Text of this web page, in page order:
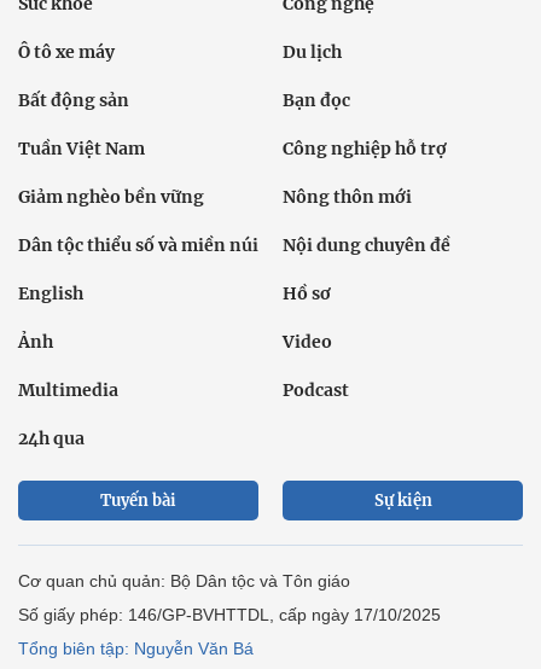
Ô tô xe máy Du lịch
Bất động sản Bạn đọc
Tuần Việt Nam Công nghiệp hỗ trợ
Giảm nghèo bền vững Nông thôn mới
Dân tộc thiểu số và miền núi Nội dung chuyên đề
English Hồ sơ
Ảnh Video
Multimedia Podcast
24h qua
Tuyến bài Sự kiện
Cơ quan chủ quản: Bộ Dân tộc và Tôn giáo
Số giấy phép: 146/GP-BVHTTDL, cấp ngày 17/10/2025
Tổng biên tập: Nguyễn Văn Bá